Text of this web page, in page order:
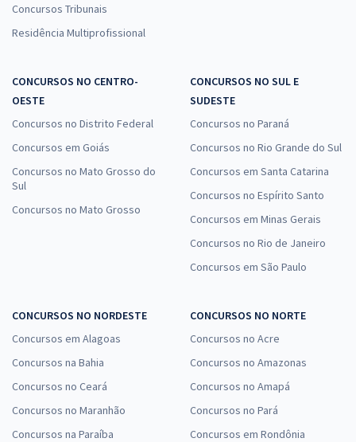
Concursos Tribunais
Residência Multiprofissional
CONCURSOS NO CENTRO-
OESTE
Concursos no Distrito Federal
Concursos em Goiás
Concursos no Mato Grosso do
Sul
Concursos no Mato Grosso
CONCURSOS NO SUL E
SUDESTE
Concursos no Paraná
Concursos no Rio Grande do Sul
Concursos em Santa Catarina
Concursos no Espírito Santo
Concursos em Minas Gerais
Concursos no Rio de Janeiro
Concursos em São Paulo
CONCURSOS NO NORDESTE
Concursos em Alagoas
Concursos na Bahia
Concursos no Ceará
Concursos no Maranhão
Concursos na Paraíba
CONCURSOS NO NORTE
Concursos no Acre
Concursos no Amazonas
Concursos no Amapá
Concursos no Pará
Concursos em Rondônia